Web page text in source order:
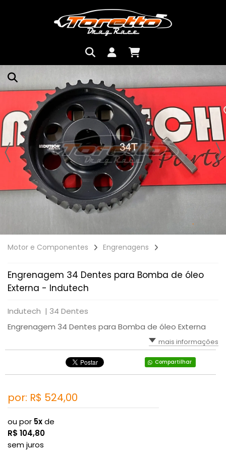
Motor e Componentes Engrenagens
Engrenagem 34 Dentes para Bomba de óleo
Externa - Indutech
Indutech | 34 Dentes
Engrenagem 34 Dentes para Bomba de óleo Externa
mais informações
Compartilhar
por: R$ 524,00
ou por 5xde
R$ 104,80
sem juros